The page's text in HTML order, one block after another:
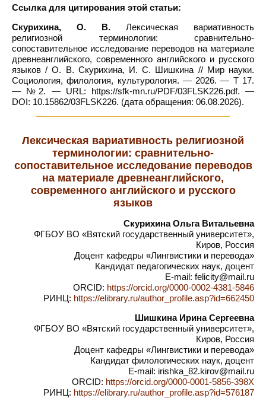
Ссылка для цитирования этой статьи:
Скурихина, О. В. Лексическая вариативность
религиозной терминологии: сравнительно-
сопоставительное исследование переводов на материале
древнеанглийского, современного английского и русского
языков / О. В. Скурихина, И. С. Шишкина // Мир науки.
Социология, филология, культурология. — 2026. — Т 17.
— №2. — URL: https://sfk-mn.ru/PDF/03FLSK226.pdf. —
DOI: 10.15862/03FLSK226. (дата обращения: 06.08.2026).
Лексическая вариативность религиозной
терминологии: сравнительно-
сопоставительное исследование переводов
на материале древнеанглийского,
современного английского и русского
языков
Скурихина Ольга Витальевна
ФГБОУ ВО «Вятский государственный университет»,
Киров, Россия
Доцент кафедры «Лингвистики и перевода»
Кандидат педагогических наук, доцент
E-mail: felicity@mail.ru
ORCID: https://orcid.org/0000-0002-4381-5846
РИНЦ: https://elibrary.ru/author_profile.asp?id=662450
Шишкина Ирина Сергеевна
ФГБОУ ВО «Вятский государственный университет»,
Киров, Россия
Доцент кафедры «Лингвистики и перевода»
Кандидат филологических наук, доцент
E-mail: irishka_82.kirov@mail.ru
ORCID: https://orcid.org/0000-0001-5856-398X
РИНЦ: https://elibrary.ru/author_profile.asp?id=576187